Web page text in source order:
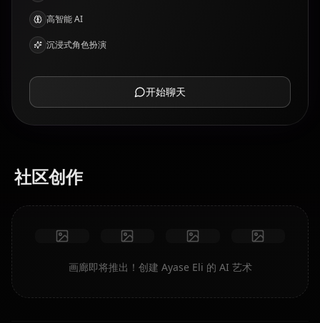
高智能 AI
沉浸式角色扮演
开始聊天
社区创作
画廊即将推出！创建 Ayase Eli 的 AI 艺术